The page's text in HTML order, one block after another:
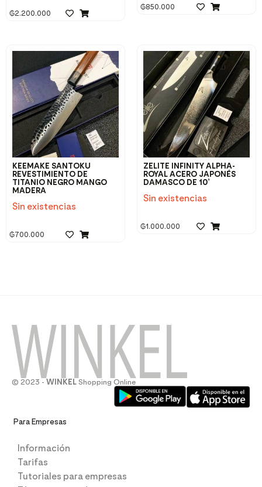
₲2.200.000
₲850.000
KEEMAKE SANTOKU
REVESTIMIENTO DE
TITANIO NEGRO MANGO
MADERA
Sin existencias
₲700.000
ZELITE INFINITY ALPHA-
ROYAL ACERO JAPONÉS
DAMASCO DE 10’
Sin existencias
₲1.000.000
© 2023 - WINKEL Shopping Online
Para Empresas
Información
Tarifas
Tutoriales para empresas